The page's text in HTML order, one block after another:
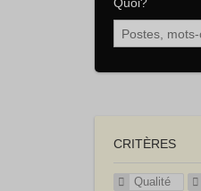
CRITÈRES
Qualité